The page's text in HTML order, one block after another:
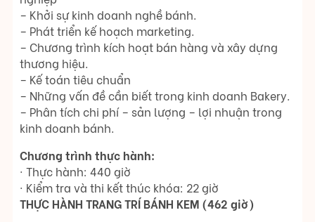
– Khởi sự kinh doanh nghề bánh.
– Phát triển kế hoạch marketing.
– Chương trình kích hoạt bán hàng và xây dựng
thương hiệu.
– Kế toán tiêu chuẩn
– Những vấn đề cần biết trong kinh doanh Bakery.
– Phân tích chi phí – sản lượng – lợi nhuận trong
kinh doanh bánh.
Chương trình thực hành:
· Thực hành: 440 giờ
· Kiểm tra và thi kết thúc khóa: 22 giờ
THỰC HÀNH TRANG TRÍ BÁNH KEM (462 giờ)